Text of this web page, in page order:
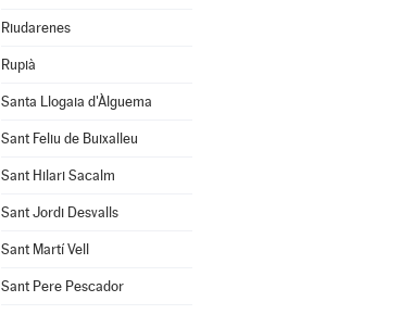
Riudarenes
Rupià
Santa Llogaia d'Àlguema
Sant Feliu de Buixalleu
Sant Hilari Sacalm
Sant Jordi Desvalls
Sant Martí Vell
Sant Pere Pescador